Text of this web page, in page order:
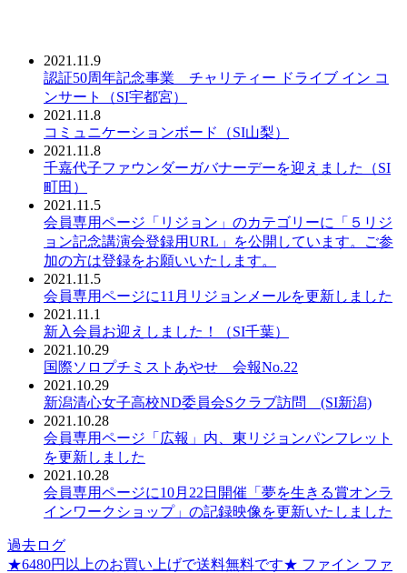
2021.11.9
認証50周年記念事業 チャリティー ドライブ イン コ
ンサート（SI宇都宮）
2021.11.8
コミュニケーションボード（SI山梨）
2021.11.8
千嘉代子ファウンダーガバナーデーを迎えました（SI
町田）
2021.11.5
会員専用ページ「リジョン」のカテゴリーに「５リジ
ョン記念講演会登録用URL」を公開しています。ご参
加の方は登録をお願いいたします。
2021.11.5
会員専用ページに11月リジョンメールを更新しました
2021.11.1
新入会員お迎えしました！（SI千葉）
2021.10.29
国際ソロプチミストあやせ 会報No.22
2021.10.29
新潟清心女子高校ND委員会Sクラブ訪問 (SI新潟)
2021.10.28
会員専用ページ「広報」内、東リジョンパンフレット
を更新しました
2021.10.28
会員専用ページに10月22日開催「夢を生きる賞オンラ
インワークショップ」の記録映像を更新いたしました
過去ログ
★6480円以上のお買い上げで送料無料です★ ファイン ファ